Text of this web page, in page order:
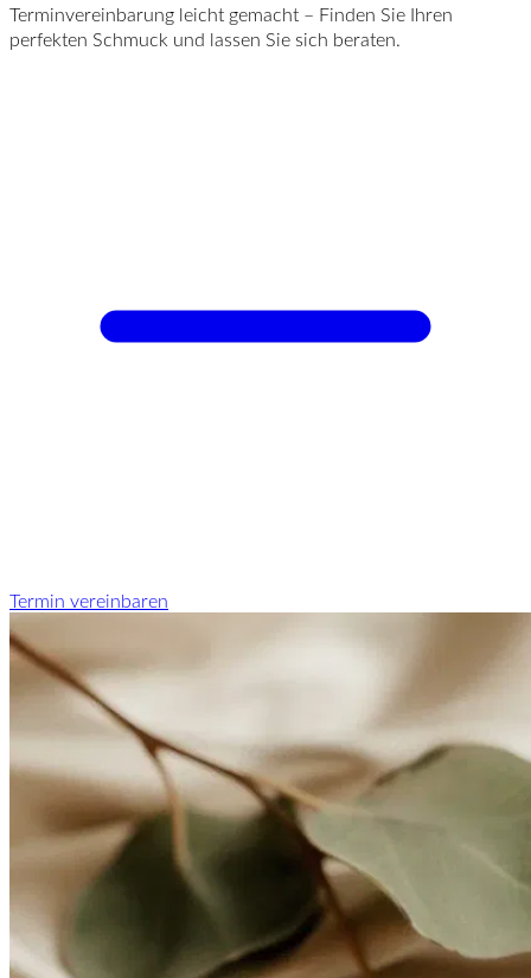
Terminvereinbarung leicht gemacht – Finden Sie Ihren
perfekten Schmuck und lassen Sie sich beraten.
Termin vereinbaren